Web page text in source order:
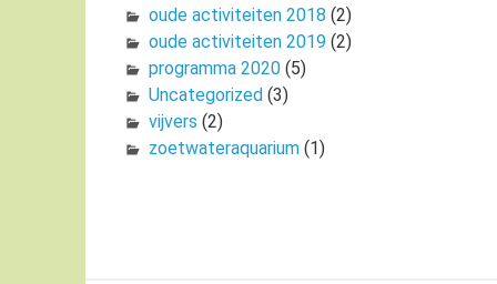
oude activiteiten 2018 (2)
oude activiteiten 2019 (2)
programma 2020(5)
Uncategorized(3)
vijvers (2)
zoetwateraquarium(1)